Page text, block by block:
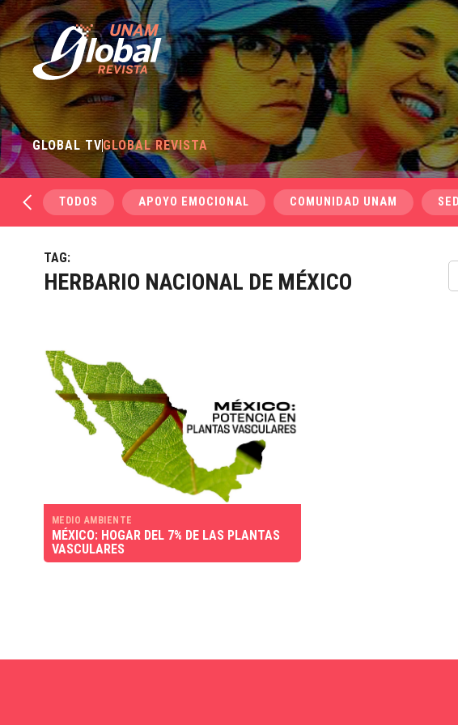
GLOBAL TVGLOBAL REVISTA
TODOS APOYO EMOCIONAL COMUNIDAD UNAM
TAG:
HERBARIO NACIONAL DE MÉXICO
MEDIO AMBIENTE
MÉXICO: HOGAR DEL 7% DE LAS PLANTAS
VASCULARES